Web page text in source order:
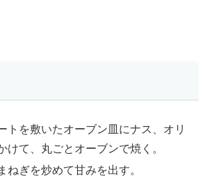
トを敷いたオーブン皿にナス、オリ
けて、丸ごとオーブンで焼く。
ねぎを炒めて甘みを出す。